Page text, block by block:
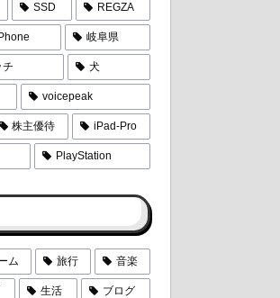
SSD REGZA
岐阜県
チ 犬
voicepeak
株主優待 iPad-Pro
PlayStation
ム 旅行 音楽
生活 ブログ